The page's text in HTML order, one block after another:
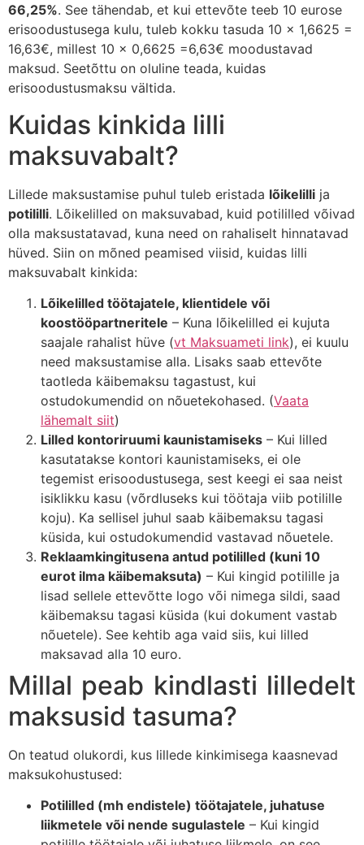
66,25%. See tähendab, et kui ettevõte teeb 10 eurose
erisoodustusega kulu, tuleb kokku tasuda 10 x 1,6625 =
16,63€, millest 10 x 0,6625 =6,63€ moodustavad
maksud. Seetõttu on oluline teada, kuidas
erisoodustusmaksu vältida.
Kuidas kinkida lilli
maksuvabalt?
Lillede maksustamise puhul tuleb eristada lõikelilli ja
potililli. Lõikelilled on maksuvabad, kuid potililled võivad
olla maksustatavad, kuna need on rahaliselt hinnatavad
hüved. Siin on mõned peamised viisid, kuidas lilli
maksuvabalt kinkida:
Lõikelilled töötajatele, klientidele või
koostööpartneritele – Kuna lõikelilled ei kujuta
saajale rahalist hüve (vt Maksuameti link), ei kuulu
need maksustamise alla. Lisaks saab ettevõte
taotleda käibemaksu tagastust, kui
ostudokumendid on nõuetekohased. (Vaata
lähemalt siit)
Lilled kontoriruumi kaunistamiseks – Kui lilled
kasutatakse kontori kaunistamiseks, ei ole
tegemist erisoodustusega, sest keegi ei saa neist
isiklikku kasu (võrdluseks kui töötaja viib potilille
koju). Ka sellisel juhul saab käibemaksu tagasi
küsida, kui ostudokumendid vastavad nõuetele.
Reklaamkingitusena antud potililled (kuni 10
eurot ilma käibemaksuta) – Kui kingid potilille ja
lisad sellele ettevõtte logo või nimega sildi, saad
käibemaksu tagasi küsida (kui dokument vastab
nõuetele). See kehtib aga vaid siis, kui lilled
maksavad alla 10 euro.
Millal peab kindlasti lilledelt
maksusid tasuma?
On teatud olukordi, kus lillede kinkimisega kaasnevad
maksukohustused:
Potililled (mh endistele) töötajatele, juhatuse
liikmetele või nende sugulastele – Kui kingid